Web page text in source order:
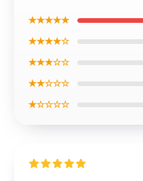
★★★★★
★★★★☆
★★★☆☆
★★☆☆☆
★☆☆☆☆